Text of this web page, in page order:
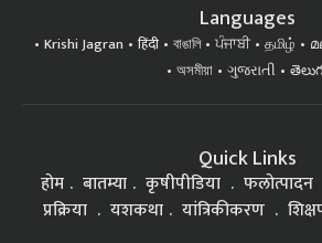
Languages
Krishi Jagran हिंदी বাঙালি ਪੰਜਾਬੀ தமிழ்
অসমীয়া
ગુજરાતી
Quick Links
होम बातम्या कृषीपीडिया फलोत्पादन
प्रक्रिया
यशकथा यांत्रिकीकरण